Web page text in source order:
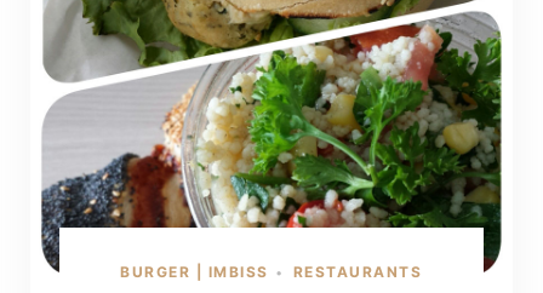
BURGER | IMBISS • RESTAURANTS